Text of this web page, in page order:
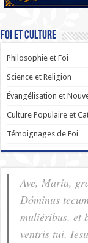
Foi et Culture
Philosophie et Foi
Science et Religion
Évangélisation et
Culture Populaire et
Témoignages de Foi
Ave, Maria,
Dóminus
muliéribus, et
ventris tui,